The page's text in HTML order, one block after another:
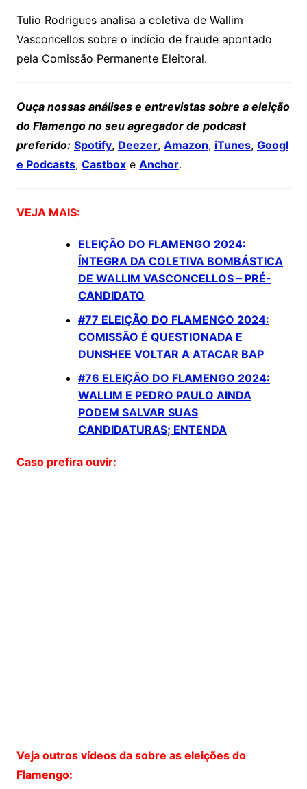
Tulio Rodrigues analisa a coletiva de Wallim
Vasconcellos sobre o indício de fraude apontado
pela Comissão Permanente Eleitoral.
Ouça nossas análises e entrevistas sobre a eleição
do Flamengo no seu agregador de podcast
preferido: Spotify, Deezer, Amazon, iTunes, Googl
e Podcasts, Castboxe Anchor.
VEJA MAIS:
ELEIÇÃO DO FLAMENGO 2024:
ÍNTEGRA DA COLETIVA BOMBÁSTICA
DE WALLIM VASCONCELLOS – PRÉ-
CANDIDATO
#77 ELEIÇÃO DO FLAMENGO 2024:
COMISSÃO É QUESTIONADA E
DUNSHEE VOLTAR A ATACAR BAP
#76 ELEIÇÃO DO FLAMENGO 2024:
WALLIM E PEDRO PAULO AINDA
PODEM SALVAR SUAS
CANDIDATURAS; ENTENDA
Caso prefira ouvir:
Veja outros vídeos da sobre as eleições do
Flamengo: